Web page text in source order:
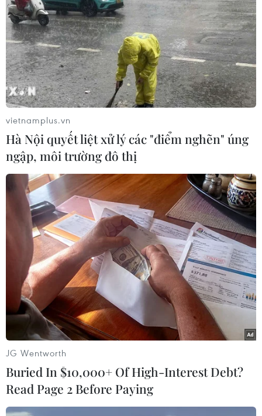
vietnamplus.vn
Hà Nội quyết liệt xử lý các "điểm nghẽn" úng
ngập, môi trường đô thị
JG Wentworth
Buried In $10,000+ Of High-Interest Debt?
Read Page 2 Before Paying